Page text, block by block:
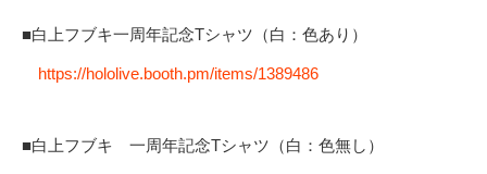
■白上フブキ一周年記念Tシャツ（白：色あり）
https://hololive.booth.pm/items/1389486
■白上フブキ 一周年記念Tシャツ（白：色無し）